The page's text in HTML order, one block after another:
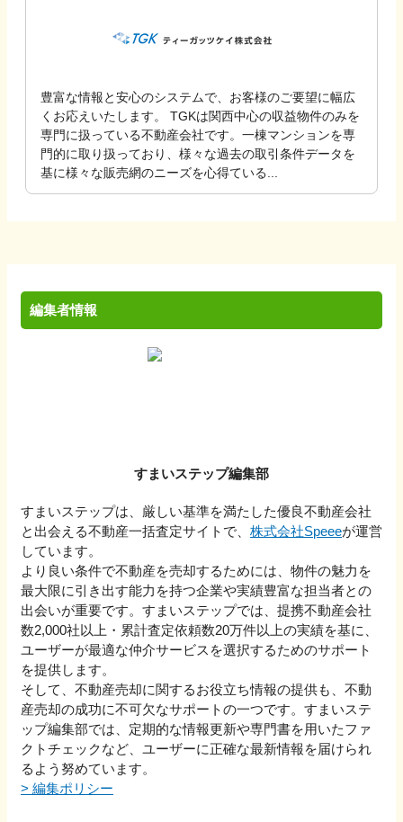
豊富な情報と安心のシステムで、お客様のご要望に幅広
くお応えいたします。 TGKは関西中心の収益物件のみを
専門に扱っている不動産会社です。一棟マンションを専
門的に取り扱っており、様々な過去の取引条件データを
基に様々な販売網のニーズを心得ている...
編集者情報
すまいステップ編集部
すまいステップは、厳しい基準を満たした優良不動産会社
と出会える不動産一括査定サイトで、 株式会社Speeeが運営
しています。
より良い条件で不動産を売却するためには、物件の魅力を
最大限に引き出す能力を持つ企業や実績豊富な担当者との
出会いが重要です。すまいステップでは、提携不動産会社
数2,000社以上・累計査定依頼数20万件以上の実績を基に、
ユーザーが最適な仲介サービスを選択するためのサポート
を提供します。
そして、不動産売却に関するお役立ち情報の提供も、不動
産売却の成功に不可欠なサポートの一つです。すまいステ
ップ編集部では、定期的な情報更新や専門書を用いたファ
クトチェックなど、ユーザーに正確な最新情報を届けられ
るよう努めています。
> 編集ポリシー